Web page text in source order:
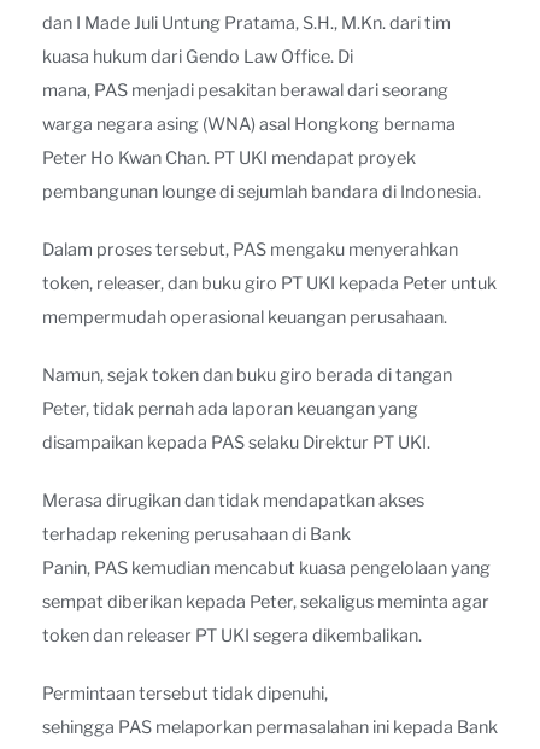
dan I Made Juli Untung Pratama, S.H., M.Kn. dari tim
kuasa hukum dari Gendo Law Office. Di
mana, PAS menjadi pesakitan berawal dari seorang
warga negara asing (WNA) asal Hongkong bernama
Peter Ho Kwan Chan. PT UKI mendapat proyek
pembangunan lounge di sejumlah bandara di Indonesia.
Dalam proses tersebut, PAS mengaku menyerahkan
token, releaser, dan buku giro PT UKI kepada Peter untuk
mempermudah operasional keuangan perusahaan.
Namun, sejak token dan buku giro berada di tangan
Peter, tidak pernah ada laporan keuangan yang
disampaikan kepada PAS selaku Direktur PT UKI.
Merasa dirugikan dan tidak mendapatkan akses
terhadap rekening perusahaan di Bank
Panin, PAS kemudian mencabut kuasa pengelolaan yang
sempat diberikan kepada Peter, sekaligus meminta agar
token dan releaser PT UKI segera dikembalikan.
Permintaan tersebut tidak dipenuhi,
sehingga PAS melaporkan permasalahan ini kepada Bank